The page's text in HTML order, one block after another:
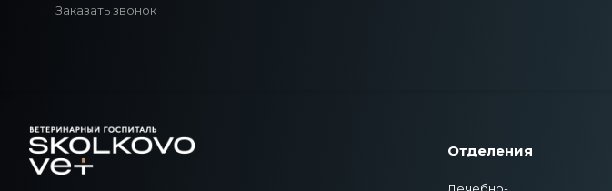
Заказать звонок
Отделения